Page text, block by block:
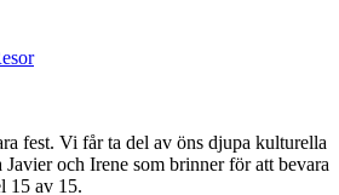
fest. Vi får ta del av öns djupa kulturella
och Irene som brinner för att bevara
15 av 15.